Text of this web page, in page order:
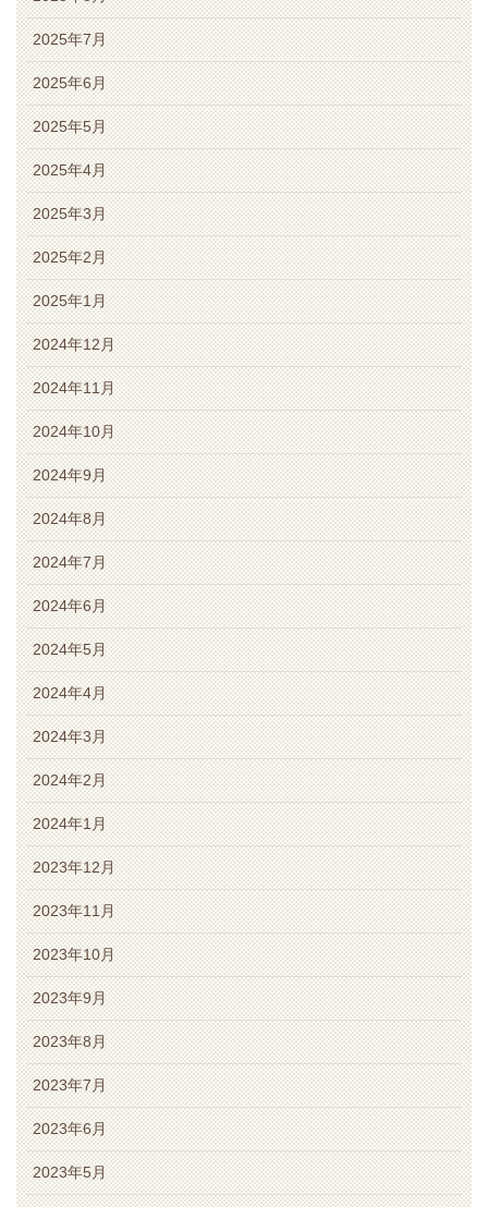
2025年7月
2025年6月
2025年5月
2025年4月
2025年3月
2025年2月
2025年1月
2024年12月
2024年11月
2024年10月
2024年9月
2024年8月
2024年7月
2024年6月
2024年5月
2024年4月
2024年3月
2024年2月
2024年1月
2023年12月
2023年11月
2023年10月
2023年9月
2023年8月
2023年7月
2023年6月
2023年5月